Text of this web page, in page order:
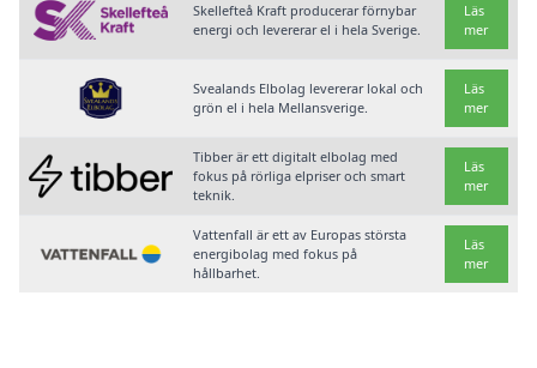
Skellefteå Kraft producerar förnybar
energi och levererar el i hela Sverige.
Läs
mer
Svealands Elbolag levererar lokal och
grön el i hela Mellansverige.
Läs
mer
Tibber är ett digitalt elbolag med
fokus på rörliga elpriser och smart
teknik.
Läs
mer
Vattenfall är ett av Europas största
energibolag med fokus på
hållbarhet.
Läs
mer